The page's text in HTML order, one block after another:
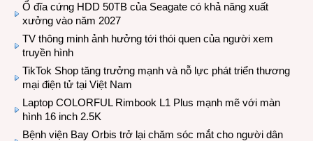
Ổ đĩa cứng HDD 50TB của Seagate có khả năng xuất
xưởng vào năm 2027
TV thông minh ảnh hưởng tới thói quen của người xem
truyền hình
TikTok Shop tăng trưởng mạnh và nỗ lực phát triển thương
mại điện tử tại Việt Nam
Laptop COLORFUL Rimbook L1 Plus mạnh mẽ với màn
hình 16 inch 2.5K
Bệnh viện Bay Orbis trở lại chăm sóc mắt cho người dân